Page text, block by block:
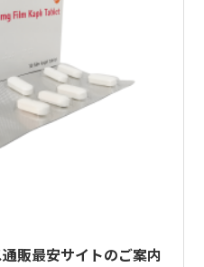
販最安サイトのご案内